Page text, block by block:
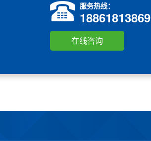
服务热线：
18861813869
在线咨询